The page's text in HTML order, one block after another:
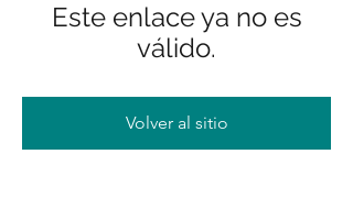
Este enlace ya no es
válido.
Volver al sitio